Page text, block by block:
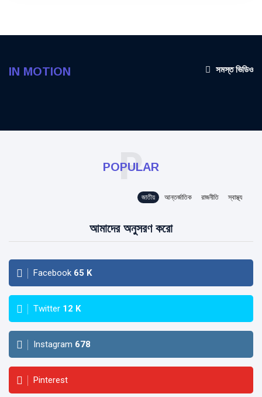
IN MOTION সমস্ত ভিডিও
POPULAR
P
জাতীয় আন্তর্জাতিক রাজনীতি স্বাস্থ্য
আমাদের অনুসরণ করো
Facebook 65 K
Twitter 12 K
Instagram 678
Pinterest